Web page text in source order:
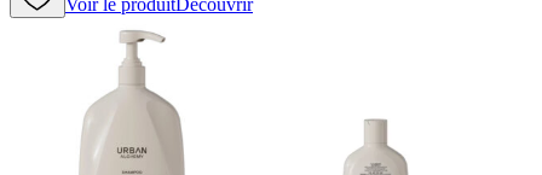
Voir le produitDécouvrir